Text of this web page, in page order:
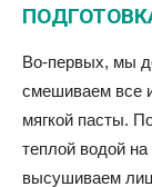
Во-первых, мы
смешиваем все
мягкой пасты.
теплой водой
высушиваем